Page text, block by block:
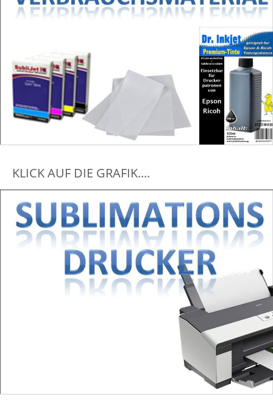
KLICK AUF DIE GRAFIK....